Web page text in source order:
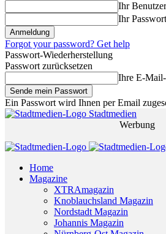
Ihr
Ihr Passwort
Forgot your password? Get help
Passwort-Wiederherstellung
Passwort zurücksetzen
Ihre E-
Ein Passwort wird Ihnen per Email
Stadtmedien
Werbung
Home
Magazine
XTRAmagazin
Knoblauchsland Magazin
Nordstadt Magazin
Johannis Magazin